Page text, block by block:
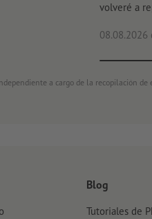
volveré a
08.08.2026
a cargo de la recopilación de
Blog
Tutoriales de